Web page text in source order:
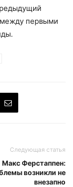
между первыми
Следующая статья
Макс Ферстаппен:
возникли не
внезапно